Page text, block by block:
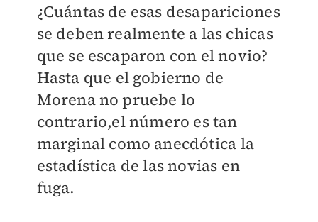
¿Cuántas de esas desapariciones
se deben realmente a las chicas
que se escaparon con el novio?
Hasta que el gobierno de
Morena no pruebe lo
contrario,el número es tan
marginal como anecdótica la
estadística de las novias en
fuga.